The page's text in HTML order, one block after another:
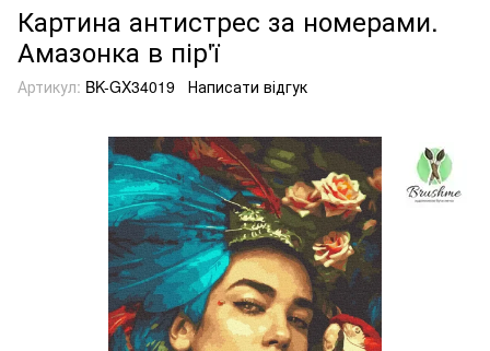
Картина антистрес за номерами.
Амазонка в пір'ї
Артикул: BK-GX34019 Написати відгук